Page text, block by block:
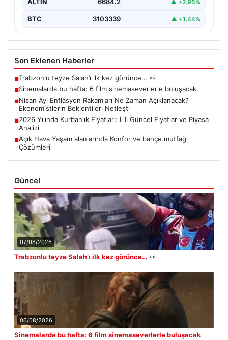
ALTIN 6684.2 ▲ +2.95%
BTC 3103339 ▲ +1.44%
Son Eklenen Haberler
■Trabzonlu teyze Salah’ı ilk kez görünce…
■Sinemalarda bu hafta: 6 film sinemaseverlerle buluşacak
■Nisan Ayı Enflasyon Rakamları Ne Zaman Açıklanacak?
Ekonomistlerin Beklentileri Netleşti
■2026 Yılında Kurbanlık Fiyatları: İl İl Güncel Fiyatlar ve Piyasa
Analizi
■Açık Hava Yaşam alanlarında Konfor ve bahçe mutfağı
Çözümleri
Güncel
07/08/2026
Trabzonlu teyze Salah’ı ilk kez görünce…
06/08/2026
Sinemalarda bu hafta: 6 film sinemaseverlerle buluşacak